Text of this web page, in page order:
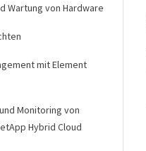
Wartung von Hardware
mit Element
Monitoring von
Hybrid Cloud